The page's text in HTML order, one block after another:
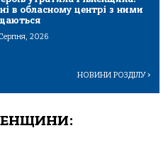
в обласному центрі з ними
2026
НОВИНИ РОЗДІЛУ>